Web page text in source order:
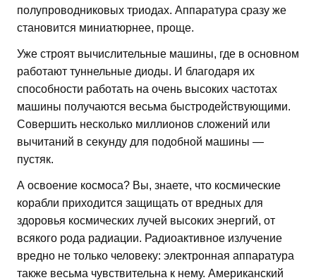
полупроводниковых триодах. Аппаратура сразу же
становится миниатюрнее, проще.
Уже строят вычислительные машины, где в основном
работают туннельные диоды. И благодаря их
способности работать на очень высоких частотах
машины получаются весьма быстродействующими.
Совершить несколько миллионов сложений или
вычитаний в секунду для подобной машины —
пустяк.
А освоение космоса? Вы, знаете, что космические
корабли приходится защищать от вредных для
здоровья космических лучей высоких энергий, от
всякого рода радиации. Радиоактивное излучение
вредно не только человеку: электронная аппаратура
также весьма чувствительна к нему. Американский